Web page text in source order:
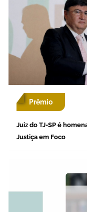
Prêmio
Juiz do TJ-SP é
Justiça em Foco